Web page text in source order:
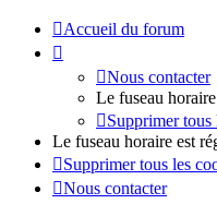
Accueil du forum
Nous contacter
Le fuseau
Supprimer
Le fuseau horaire est
Supprimer tous les
Nous contacter